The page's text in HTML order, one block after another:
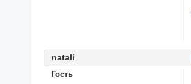
nаtаli
Гость